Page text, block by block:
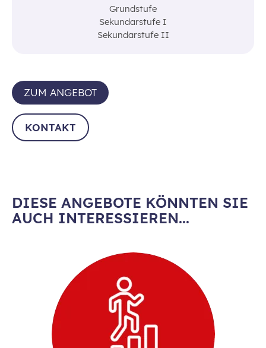
Grundstufe
Sekundarstufe I
Sekundarstufe II
ZUM ANGEBOT
KONTAKT
DIESE ANGEBOTE KÖNNTEN SIE
AUCH INTERESSIEREN...